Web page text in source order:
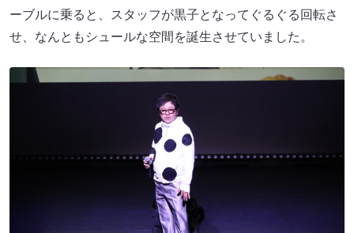
ーブルに乗ると、スタッフが黒子となってぐるぐる回転さ
せ、なんともシュールな空間を誕生させていました。